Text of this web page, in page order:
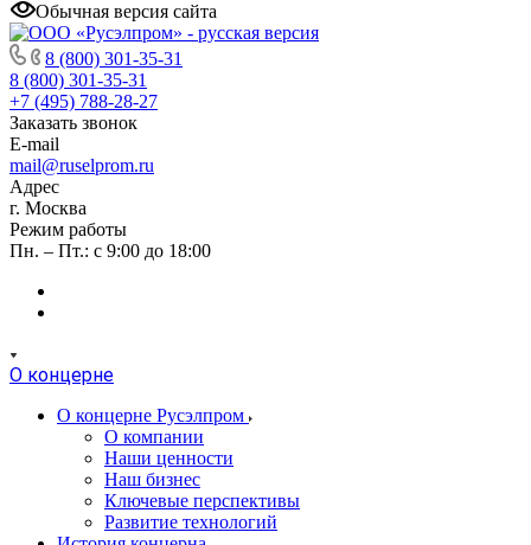
Обычная версия сайта
8 (800) 301-35-31
8 (800) 301-35-31
+7 (495) 788-28-27
Заказать звонок
E-mail
mail@ruselprom.ru
Адрес
г. Москва
Режим работы
Пн. – Пт.: с 9:00 до 18:00
О концерне
О концерне Русэлпром
О компании
Наши ценности
Наш бизнес
Ключевые перспективы
Развитие технологий